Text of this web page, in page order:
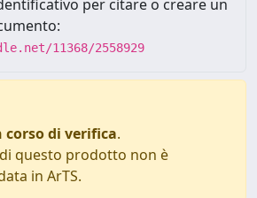
per citare o creare un
11368/2558929
corso di verifica.
questo prodotto non è
in ArTS.